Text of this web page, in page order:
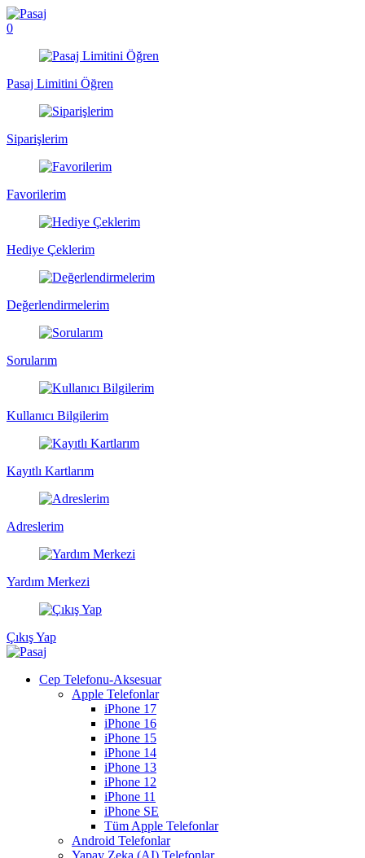
0
Pasaj Limitini Öğren
Siparişlerim
Favorilerim
Hediye Çeklerim
Değerlendirmelerim
Sorularım
Kullanıcı Bilgilerim
Kayıtlı Kartlarım
Adreslerim
Yardım Merkezi
Çıkış Yap
Cep Telefonu-Aksesuar
Apple Telefonlar
iPhone 17
iPhone 16
iPhone 15
iPhone 14
iPhone 13
iPhone 12
iPhone 11
iPhone SE
Tüm Apple Telefonlar
Android Telefonlar
Yapay Zeka (AI) Telefonlar